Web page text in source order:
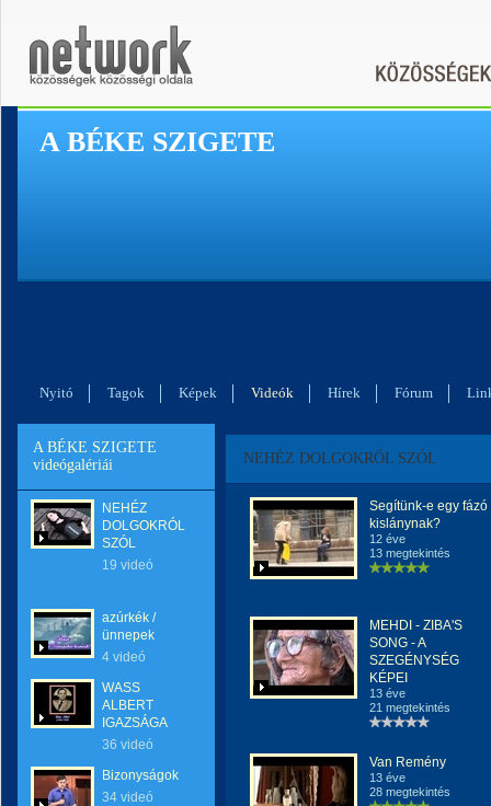
A BÉKE SZIGETE
Nyitó Tagok Képek Videók Hírek Fórum
A BÉKE SZIGETE
videógalériái
NEHÉZ
DOLGOKRÓL
SZÓL
19 videó
azúrkék /
ünnepek
4 videó
WASS
ALBERT
IGAZSÁGA
36 videó
Bizonyságok
34 videó
NEHÉZ DOLGOKRÓL SZÓL
Segítünk-e egy fázó
kislánynak?
12 éve
13 megtekintés
MEHDI - ZIBA'S
SONG - A
SZEGÉNYSÉG
KÉPEI
13 éve
21 megtekintés
Van Remény
13 éve
28 megtekintés